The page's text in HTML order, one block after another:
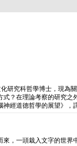
研究科哲學博士，現
？在理論考察的研究
經道德哲學的展望》，
，一頭栽入文字的世